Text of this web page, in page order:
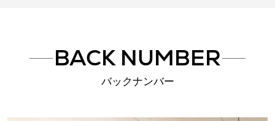
BACK NUMBER
バックナンバー